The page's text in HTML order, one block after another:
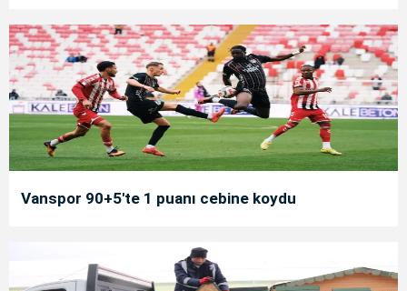
Vanspor 90+5'te 1 puanı cebine koydu